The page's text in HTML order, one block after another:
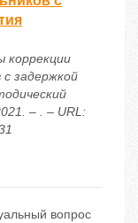
коррекции
задержкой
– . – URL:
вопрос